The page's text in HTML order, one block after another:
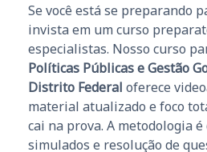
Se você está se preparando
invista em um curso
especialistas. Nosso curso
Políticas Públicas e Gestão
Distrito Federal oferece
material atualizado e foco
cai na prova. A metodologia
simulados e resolução de